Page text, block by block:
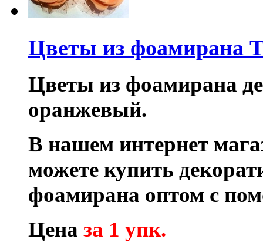
Цветы из фоамирана
Цветы из фоамирана
оранжевый.
В нашем интернет
можете купить
фоамирана оптом с
Цена за 1 упк.